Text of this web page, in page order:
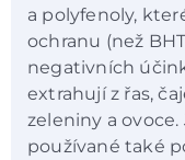
a polyfenoly,
ochranu (než
negativních
extrahují z řas,
zeleniny a
používané také